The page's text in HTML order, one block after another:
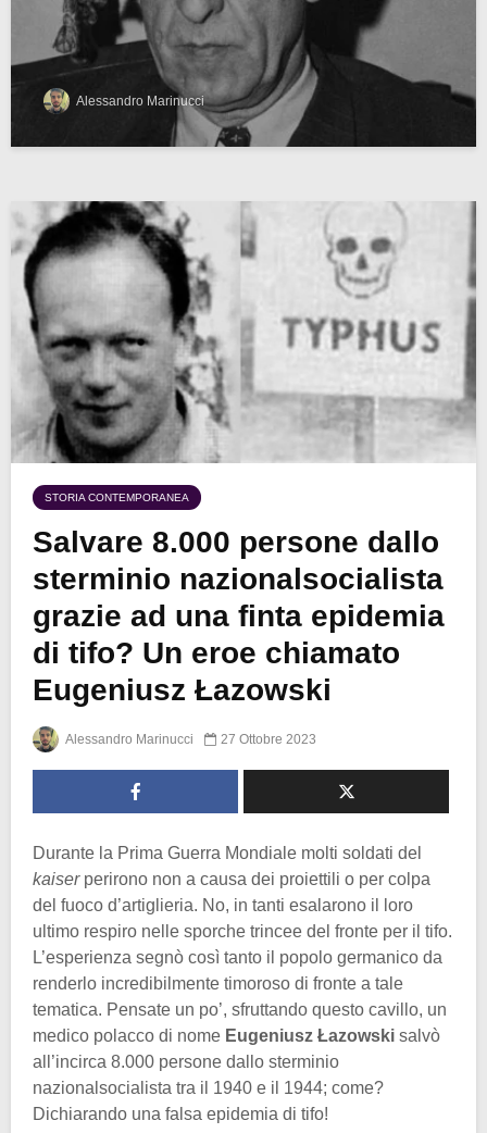
Alessandro Marinucci
STORIA CONTEMPORANEA
Salvare 8.000 persone dallo
sterminio nazionalsocialista
grazie ad una finta epidemia
di tifo? Un eroe chiamato
Eugeniusz Łazowski
Alessandro Marinucci 27 Ottobre 2023
Durante la Prima Guerra Mondiale molti soldati del
kaiser perirono non a causa dei proiettili o per colpa
del fuoco d’artiglieria. No, in tanti esalarono il loro
ultimo respiro nelle sporche trincee del fronte per il tifo.
L’esperienza segnò così tanto il popolo germanico da
renderlo incredibilmente timoroso di fronte a tale
tematica. Pensate un po’, sfruttando questo cavillo, un
medico polacco di nome Eugeniusz Łazowski salvò
all’incirca 8.000 persone dallo sterminio
nazionalsocialista tra il 1940 e il 1944; come?
Dichiarando una falsa epidemia di tifo!